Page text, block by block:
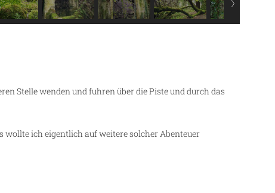
Stelle wenden und fuhren über die Piste und durch das
ich eigentlich auf weitere solcher Abenteuer